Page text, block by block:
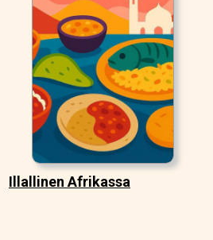
Illallinen Afrikassa